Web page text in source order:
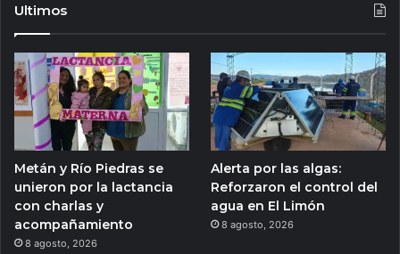
Ultimos
Metán y Río Piedras se
unieron por la lactancia
con charlas y
acompañamiento
8 agosto, 2026
Alerta por las algas:
Reforzaron el control del
agua en El Limón
8 agosto, 2026